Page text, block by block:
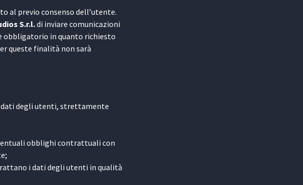
al previo consenso dell’utente.
S.r.l.di inviare comunicazioni
obbligatorio in quanto richiesto
queste finalità non sarà
dati degli utenti, strettamente
obblighi contrattuali con
i dati degli utenti in qualità